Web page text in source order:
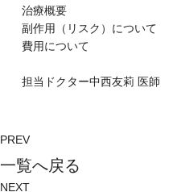
治療概要
副作⽤（リスク）について
費⽤について
担当ドクター中西友莉 医師
PREV
⼀覧へ戻る
NEXT